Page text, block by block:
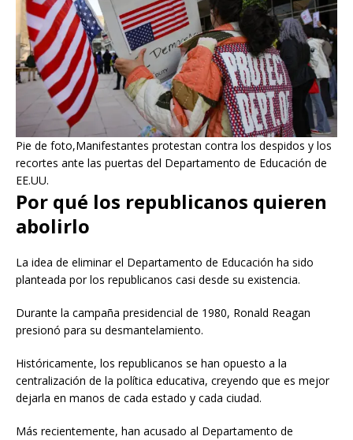
Pie de foto,Manifestantes protestan contra los despidos y los
recortes ante las puertas del Departamento de Educación de
EE.UU.
Por qué los republicanos quieren
abolirlo
La idea de eliminar el Departamento de Educación ha sido
planteada por los republicanos casi desde su existencia.
Durante la campaña presidencial de 1980, Ronald Reagan
presionó para su desmantelamiento.
Históricamente, los republicanos se han opuesto a la
centralización de la política educativa, creyendo que es mejor
dejarla en manos de cada estado y cada ciudad.
Más recientemente, han acusado al Departamento de